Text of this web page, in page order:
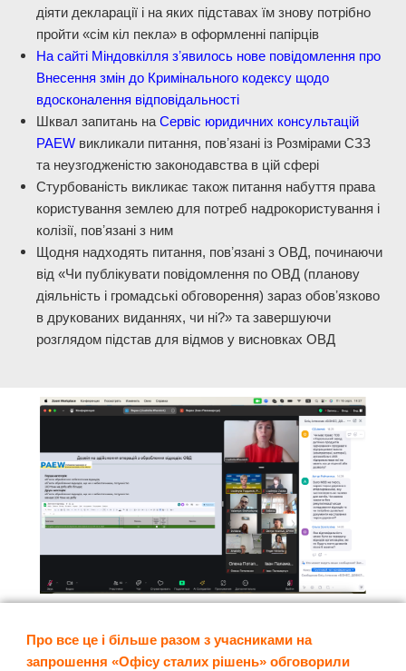
діяти декларації і на яких підставах їм знову потрібно
пройти «сім кіл пекла» в оформленні папірців
На сайті Міндовкілля зʼявилось нове повідомлення про
Внесення змін до Кримінального кодексу щодо
вдосконалення відповідальності
Шквал запитань на Сервіс юридичних консультацій
PAEW викликали питання, повʼязані із Розмірами СЗЗ
та неузгодженістю законодавства в цій сфері
Стурбованість викликає також питання набуття права
користування землею для потреб надрокористування і
колізії, повʼязані з ним
Щодня надходять питання, повʼязані з ОВД, починаючи
від «Чи публікувати повідомлення по ОВД (планову
діяльність і громадські обговорення) зараз обовʼязково
в друкованих виданнях, чи ні?» та завершуючи
розглядом підстав для відмов у висновках ОВД
Про все це і більше разом з учасниками на
запрошення «Офісу сталих рішень» обговорили